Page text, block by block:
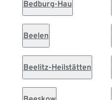
Bedburg-Hau
Beelen
Beelitz-Heilstätten